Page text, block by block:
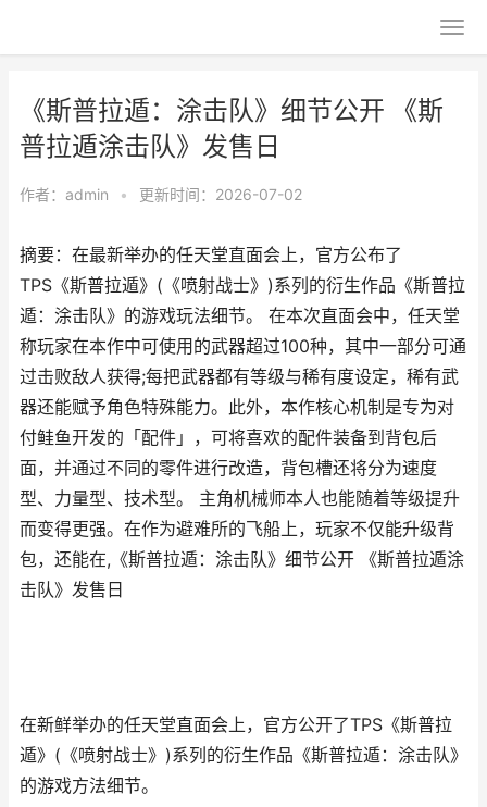
《斯普拉遁：涂击队》细节公开 《斯
普拉遁涂击队》发售日
作者： admin • 更新时间：2026-07-02
摘要：在最新举办的任天堂直面会上，官方公布了
TPS《斯普拉遁》(《喷射战士》)系列的衍生作品《斯普拉
遁：涂击队》的游戏玩法细节。 在本次直面会中，任天堂
称玩家在本作中可使用的武器超过100种，其中一部分可通
过击败敌人获得;每把武器都有等级与稀有度设定，稀有武
器还能赋予角色特殊能力。此外，本作核心机制是专为对
付鲑鱼开发的「配件」，可将喜欢的配件装备到背包后
面，并通过不同的零件进行改造，背包槽还将分为速度
型、力量型、技术型。 主角机械师本人也能随着等级提升
而变得更强。在作为避难所的飞船上，玩家不仅能升级背
包，还能在,《斯普拉遁：涂击队》细节公开 《斯普拉遁涂
击队》发售日
在新鲜举办的任天堂直面会上，官方公开了TPS《斯普拉
遁》(《喷射战士》)系列的衍生作品《斯普拉遁：涂击队》
的游戏方法细节。